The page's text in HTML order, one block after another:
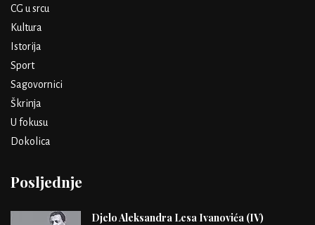
CG u srcu
Kultura
Istorija
Sport
Sagovornici
Škrinja
U fokusu
Dokolica
Posljednje
Djelo Aleksandra Lesa Ivanovića (IV)